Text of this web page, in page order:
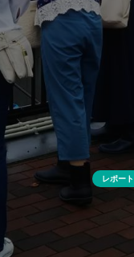
レポート